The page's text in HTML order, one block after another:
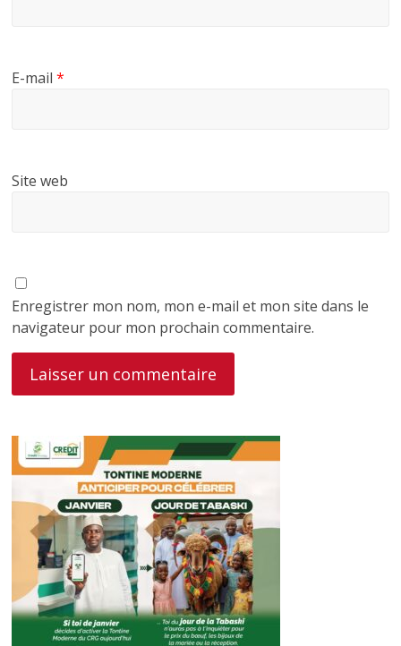
E-mail*
Site web
Enregistrer mon nom, mon e-mail et mon site dans le
navigateur pour mon prochain commentaire.